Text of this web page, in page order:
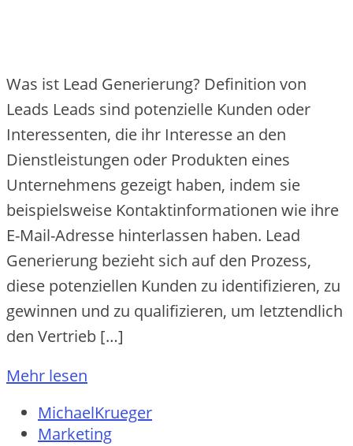
Was ist Lead Generierung? Definition von
Leads Leads sind potenzielle Kunden oder
Interessenten, die ihr Interesse an den
Dienstleistungen oder Produkten eines
Unternehmens gezeigt haben, indem sie
beispielsweise Kontaktinformationen wie ihre
E-Mail-Adresse hinterlassen haben. Lead
Generierung bezieht sich auf den Prozess,
diese potenziellen Kunden zu identifizieren, zu
gewinnen und zu qualifizieren, um letztendlich
den Vertrieb […]
Mehr lesen
MichaelKrueger
Marketing